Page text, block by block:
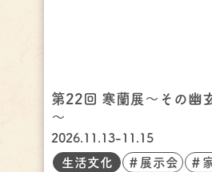
第22回 寒蘭展～その幽
～
2026.11.13-11.15
生活文化
＃展示会 ＃